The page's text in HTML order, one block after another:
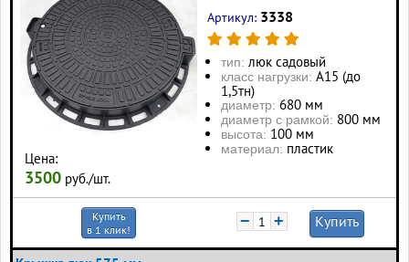
Цена:
3500 руб./шт.
Артикул: 3338
тип: люк садовый
класс нагрузки: А15 (до
1,5тн)
диаметр: 680 мм
диаметр с рамкой: 800 мм
высота: 100 мм
материал: пластик
Купить
в 1 клик!
− + Купить